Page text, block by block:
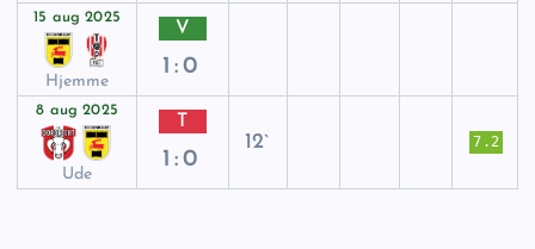
15 aug 2025
Hjemme
V
1:0
8 aug 2025
Ude
T
1:0
12` 7.2